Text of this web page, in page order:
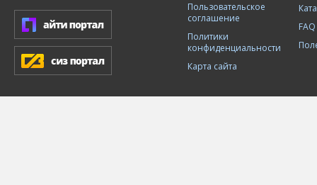
Пользовательское
соглашение
Политики
конфиденциальности
Карта сайта
FAQ